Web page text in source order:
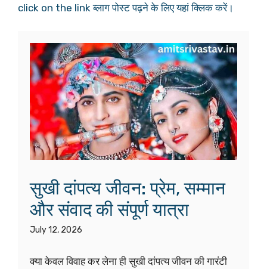
click on the link ब्लाग पोस्ट पढ़ने के लिए यहां क्लिक करें।
सुखी दांपत्य जीवन: प्रेम, सम्मान
और संवाद की संपूर्ण यात्रा
July 12, 2026
क्या केवल विवाह कर लेना ही सुखी दांपत्य जीवन की गारंटी